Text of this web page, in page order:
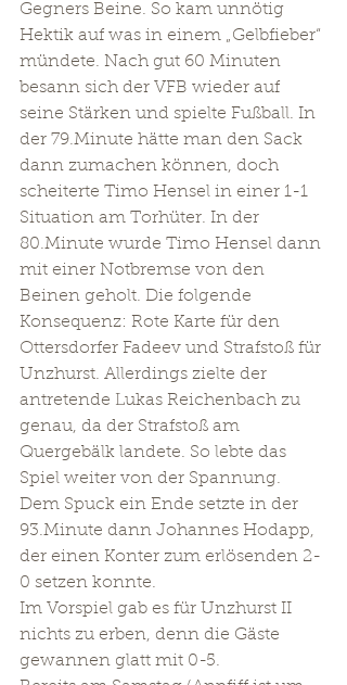
Gegners Beine. So kam unnötig
Hektik auf was in einem „Gelbfieber“
mündete. Nach gut 60 Minuten
besann sich der VFB wieder auf
seine Stärken und spielte Fußball. In
der 79.Minute hätte man den Sack
dann zumachen können, doch
scheiterte Timo Hensel in einer 1-1
Situation am Torhüter. In der
80.Minute wurde Timo Hensel dann
mit einer Notbremse von den
Beinen geholt. Die folgende
Konsequenz: Rote Karte für den
Ottersdorfer Fadeev und Strafstoß für
Unzhurst. Allerdings zielte der
antretende Lukas Reichenbach zu
genau, da der Strafstoß am
Quergebälk landete. So lebte das
Spiel weiter von der Spannung.
Dem Spuck ein Ende setzte in der
93.Minute dann Johannes Hodapp,
der einen Konter zum erlösenden 2-
0 setzen konnte.
Im Vorspiel gab es für Unzhurst II
nichts zu erben, denn die Gäste
gewannen glatt mit 0-5.